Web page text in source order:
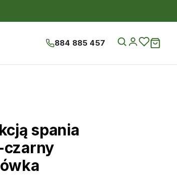
884 885 457
spania
czarny